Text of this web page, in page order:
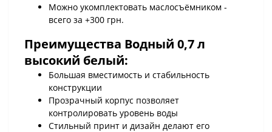
Можно укомплектовать маслосъёмником -
всего за +300 грн.
Преимущества Водный 0,7 л
высокий белый:
Большая вместимость и стабильность
конструкции
Прозрачный корпус позволяет
контролировать уровень воды
Стильный принт и дизайн делают его